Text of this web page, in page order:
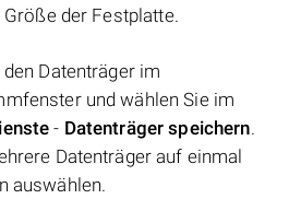
der Festplatte.
Datenträger im
und wählen Sie im
- Datenträger speichern.
Datenträger auf einmal
auswählen.